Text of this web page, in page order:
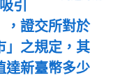
引
，證交所對於
」之規定，其
達新臺幣多少